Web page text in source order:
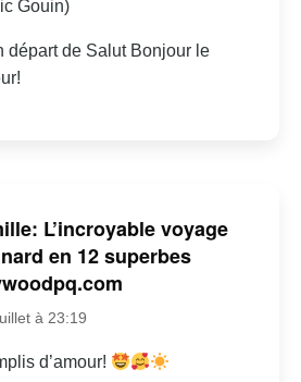
Gouin)
départ de Salut Bonjour le
L’incroyable voyage
en 12 superbes
à 23:19
d’amour!